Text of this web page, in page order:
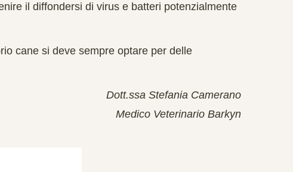
il diffondersi di virus e batteri potenzialmente
cane si deve sempre optare per delle
Dott.ssa Stefania Camerano
Medico Veterinario Barkyn